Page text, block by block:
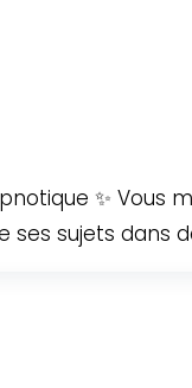
✨ Vous
sujets dans